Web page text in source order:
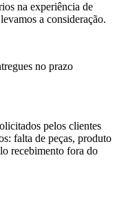
na experiência de
a consideração.
no prazo
pelos clientes
falta de peças, produto
recebimento fora do